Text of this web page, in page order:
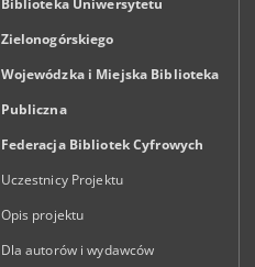
Biblioteka Uniwersytetu
Zielonogórskiego
Wojewódzka i Miejska Biblioteka
Publiczna
Federacja Bibliotek Cyfrowych
Uczestnicy Projektu
Opis projektu
Dla autorów i wydawców